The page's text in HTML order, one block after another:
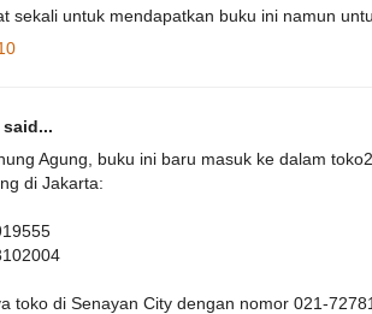
sekali untuk mendapatkan buku ini namun
said...
Agung, buku ini baru masuk ke dalam
di Jakarta:
toko di Senayan City dengan nomor 021-